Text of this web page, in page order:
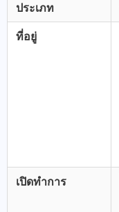
ประเภท
ที่อยู่
เปิดทำการ